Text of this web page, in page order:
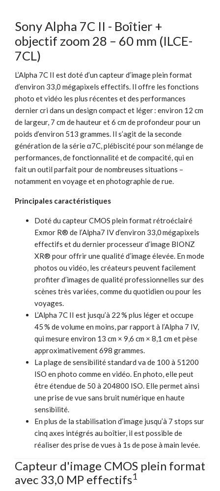
Sony Alpha 7C II - Boîtier +
objectif zoom 28 – 60 mm (ILCE-
7CL)
L’Alpha 7C II est doté d’un capteur d’image plein format
d’environ 33,0 mégapixels effectifs. Il offre les fonctions
photo et vidéo les plus récentes et des performances
dernier cri dans un design compact et léger : environ 12 cm
de largeur, 7 cm de hauteur et 6 cm de profondeur pour un
poids d’environ 513 grammes. Il s’agit de la seconde
génération de la série α7C, plébiscité pour son mélange de
performances, de fonctionnalité et de compacité, qui en
fait un outil parfait pour de nombreuses situations –
notamment en voyage et en photographie de rue.
Principales caractéristiques
Doté du capteur CMOS plein format rétroéclairé
Exmor R® de l’Alpha7 IV d’environ 33,0 mégapixels
effectifs et du dernier processeur d’image BIONZ
XR® pour offrir une qualité d’image élevée. En mode
photos ou vidéo, les créateurs peuvent facilement
profiter d’images de qualité professionnelles sur des
scènes très variées, comme du quotidien ou pour les
voyages.
L’Alpha 7C II est jusqu’à 22 % plus léger et occupe
45 % de volume en moins, par rapport à l’Alpha 7 IV,
qui mesure environ 13 cm × 9,6 cm × 8,1 cm et pèse
approximativement 698 grammes.
La plage de sensibilité standard va de 100 à 51200
ISO en photo comme en vidéo. En photo, elle peut
être étendue de 50 à 204800 ISO. Elle permet ainsi
une prise de vue sans bruit numérique en haute
sensibilité.
En plus de la stabilisation d’image jusqu’à 7 stops sur
cinq axes intégrés au boîtier, il est possible de
réaliser des prise de vues à 1s de pose à main levée.
Capteur d'image CMOS plein format
avec 33,0 MP effectifs1